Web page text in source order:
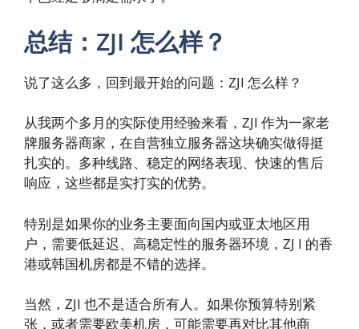
总结：ZJI 怎么样？
说了这么多，回到最开始的问题：ZJI 怎么样？
从我两个多月的实际使用经验来看，ZJI 作为一家老
牌服务器商家，在自营独立服务器这块确实做得挺
扎实的。多种线路、稳定的网络表现、快速的售后
响应，这些都是实打实的优势。
特别是如果你的业务主要面向国内或亚太地区用
户，需要低延迟、高稳定性的服务器环境，ZJ I 的香
港或韩国机房都是不错的选择。
当然，ZJI 也不是适合所有人。如果你预算特别紧
张，或者需要欧美机房，可能需要再对比其他商